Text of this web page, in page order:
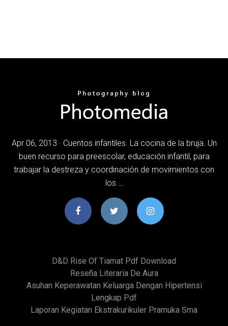
Apr 06, 2013 · Cuentos infantiles. La cocina de la bruja. Un
buen recurso para preescolar, educación infantil, para
trabajar la destreza y coordinación de movimientos con
los …
D&d Rise Of Tiamat Pdf Download
Reseña Literaria De Aura
Asuhan Keperawatan Keluarga Dengan Hipertensi
Lengkap Pdf
Laporan Kegiatan Ekstrakurikuler Pramuka Sma